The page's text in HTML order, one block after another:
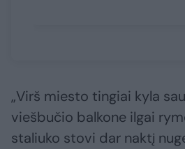
„Virš miesto tingiai kyla
viešbučio balkone ilgai
staliuko stovi dar naktį